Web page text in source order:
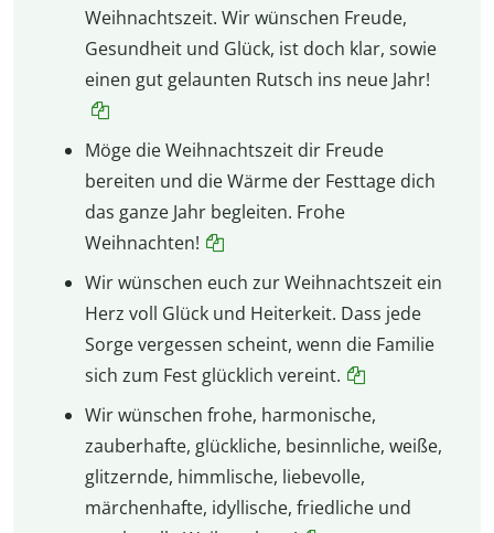
Weihnachtszeit. Wir wünschen Freude,
Gesundheit und Glück, ist doch klar, sowie
einen gut gelaunten Rutsch ins neue Jahr!
Möge die Weihnachtszeit dir Freude
bereiten und die Wärme der Festtage dich
das ganze Jahr begleiten. Frohe
Weihnachten!
Wir wünschen euch zur Weihnachtszeit ein
Herz voll Glück und Heiterkeit. Dass jede
Sorge vergessen scheint, wenn die Familie
sich zum Fest glücklich vereint.
Wir wünschen frohe, harmonische,
zauberhafte, glückliche, besinnliche, weiße,
glitzernde, himmlische, liebevolle,
märchenhafte, idyllische, friedliche und